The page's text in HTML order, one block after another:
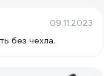
09.11.2023
без чехла.